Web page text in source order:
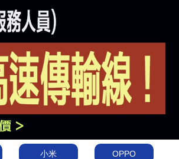
小米 OPPO